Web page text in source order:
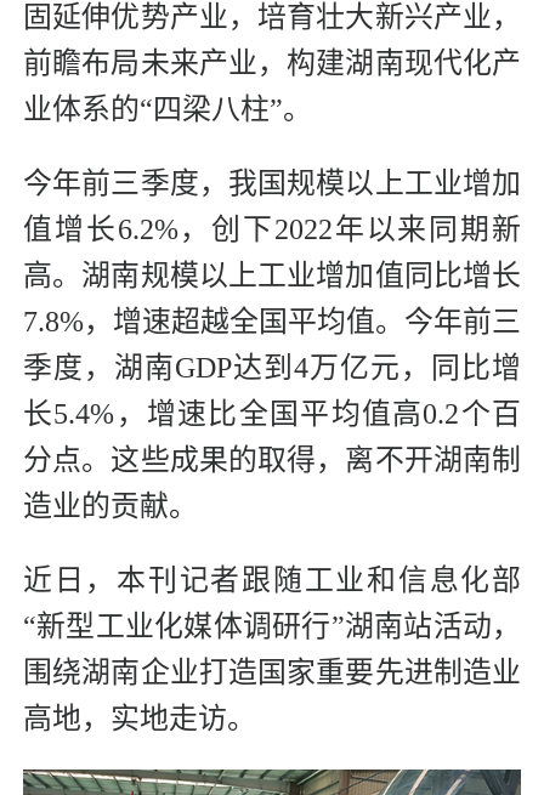
固延伸优势产业，培育壮大新兴产业，
前瞻布局未来产业，构建湖南现代化产
业体系的“四梁八柱”。
今年前三季度，我国规模以上工业增加
值增长6.2%，创下2022年以来同期新
高。湖南规模以上工业增加值同比增长
7.8%，增速超越全国平均值。今年前三
季度，湖南GDP达到4万亿元，同比增
长5.4%，增速比全国平均值高0.2个百
分点。这些成果的取得，离不开湖南制
造业的贡献。
近日，本刊记者跟随工业和信息化部
“新型工业化媒体调研行”湖南站活动，
围绕湖南企业打造国家重要先进制造业
高地，实地走访。